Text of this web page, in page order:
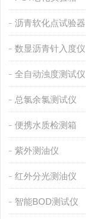
沥青软化点试验器
数显沥青针入度仪
全自动浊度测试仪
总氯余氯测试仪
便携水质检测箱
紫外测油仪
红外分光测油仪
智能BOD测试仪